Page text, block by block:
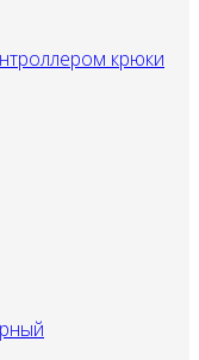
крюки